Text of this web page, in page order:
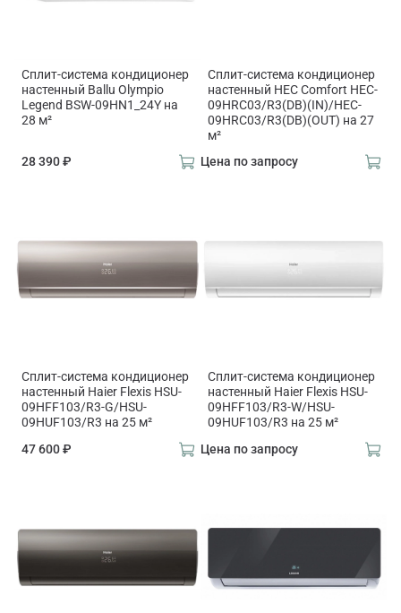
Сплит-система кондиционер
настенный Ballu Olympio
Legend BSW-09HN1_24Y на
28 м²
28 390 ₽
Сплит-система кондиционер
настенный HEC Comfort HEC-
09HRC03/R3(DB)(IN)/HEC-
09HRC03/R3(DB)(OUT) на 27
м²
Цена по запросу
Сплит-система кондиционер
настенный Haier Flexis HSU-
09HFF103/R3-G/HSU-
09HUF103/R3 на 25 м²
47 600 ₽
Сплит-система кондиционер
настенный Haier Flexis HSU-
09HFF103/R3-W/HSU-
09HUF103/R3 на 25 м²
Цена по запросу